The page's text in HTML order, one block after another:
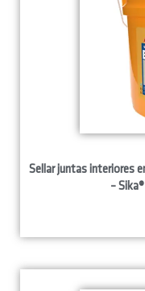
Sellar juntas interiores
–